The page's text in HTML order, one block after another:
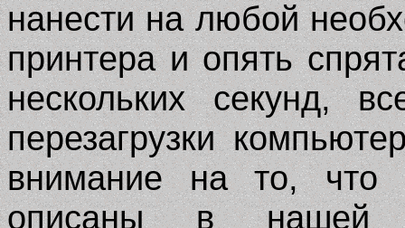
нанести на любой
принтера и опять
нескольких секунд,
перезагрузки
внимание на то, что
описаны в нашей